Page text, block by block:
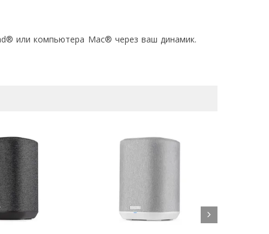
или компьютера Mac® через ваш динамик.